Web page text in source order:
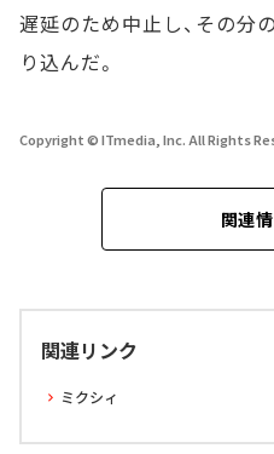
遅延のため中止し、その分
り込んだ。
Copyright © ITmedia, Inc. All Rights
関連
関連リンク
ミクシィ